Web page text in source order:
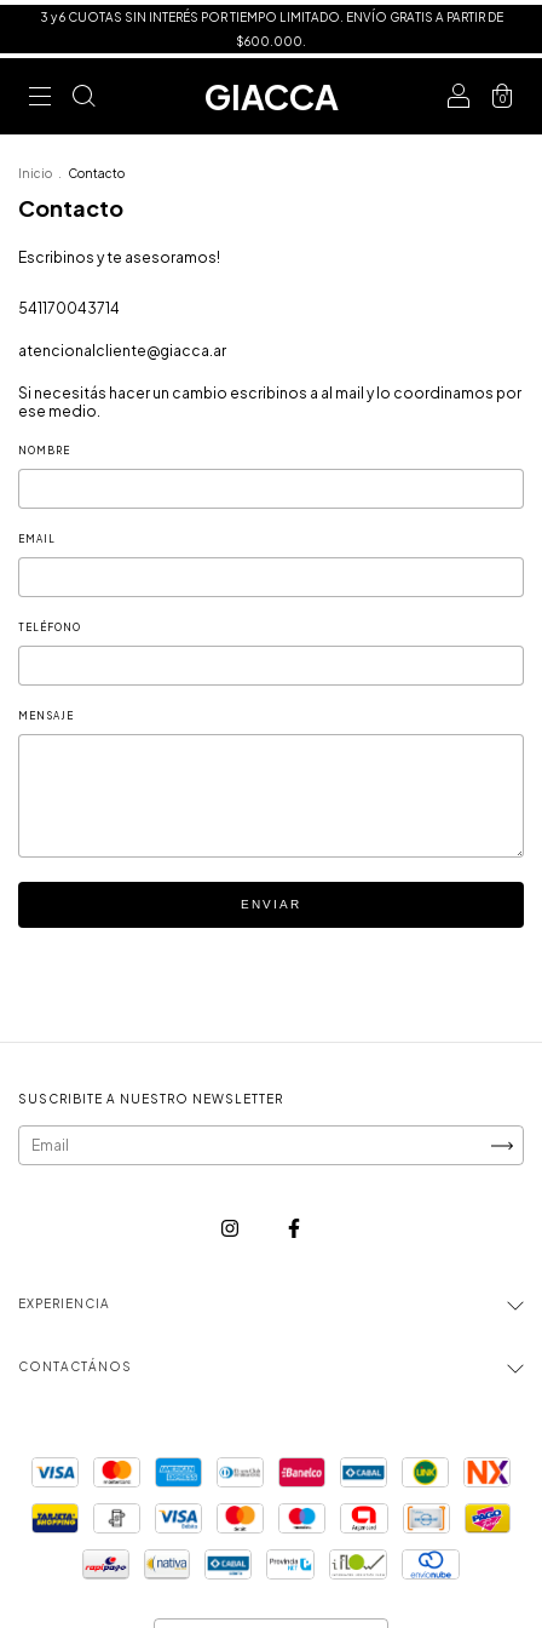
3 y 6 CUOTAS SIN INTERÉS POR TIEMPO LIMITADO. ENVÍO GRATIS A PARTIR DE
$600.000.
GIACCA 0
Inicio Contacto
Contacto
Escribinos y te asesoramos!
541170043714
atencionalcliente@giacca.ar
Si necesitás hacer un cambio escribinos a al mail y lo coordinamos por
ese medio.
NOMBRE
EMAIL
TELÉFONO
MENSAJE
ENVIAR
SUSCRIBITE A NUESTRO NEWSLETTER
EXPERIENCIA
CONTACTÁNOS